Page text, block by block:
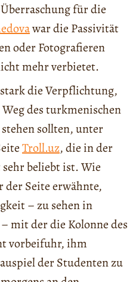
für die
war die Passivität
oder Fotografieren
mehr verbietet.
die Verpflichtung,
des turkmenischen
sollten, unter
Troll.uz, die in der
beliebt ist. Wie
Seite erwähnte,
– zu sehen in
– mit der die Kolonne des
vorbeifuhr, ihm
der Studenten zu